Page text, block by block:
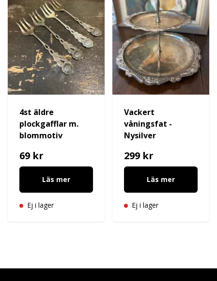
4st äldre
plockgafflar m.
blommotiv
69 kr
Läs mer
Ej i lager
Vackert
våningsfat -
Nysilver
299 kr
Läs mer
Ej i lager